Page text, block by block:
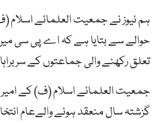
ہم نیوز نے جمعیت العلمائے
حوالے سے بتایا ہے کہ اے پی سی
تعلق رکھنے والی جماعتوں کے
جمعیت العلمائے اسلام (ف) کے امیر
گزشتہ سال منعقد ہونے والےعام